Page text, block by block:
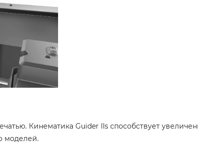
Кинематика Guider IIs способствует
моделей.